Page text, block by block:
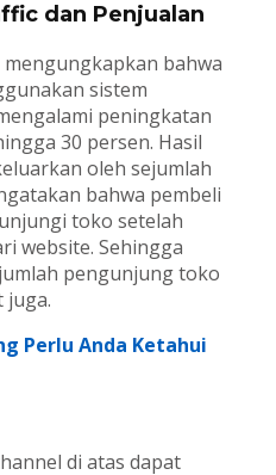
dan Penjualan
bahwa
sistem
peningkatan
30 persen. Hasil
oleh sejumlah
bahwa pembeli
toko setelah
website. Sehingga
pengunjung toko
juga.
Perlu Anda Ketahui
di atas dapat